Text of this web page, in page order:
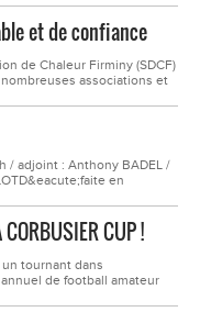
se sont
s&rsquo;imposant 4-3 pour
Football et en...
et de confiance
de Chaleur Firminy (SDCF)
associations et
convi&eacute; par
d&rsquo;une
/ adjoint : Anthony BADEL /
en
de 3 - 1Buteurs
&ndash; poule ACoach /
CORBUSIER CUP !
un tournant dans
de football amateur